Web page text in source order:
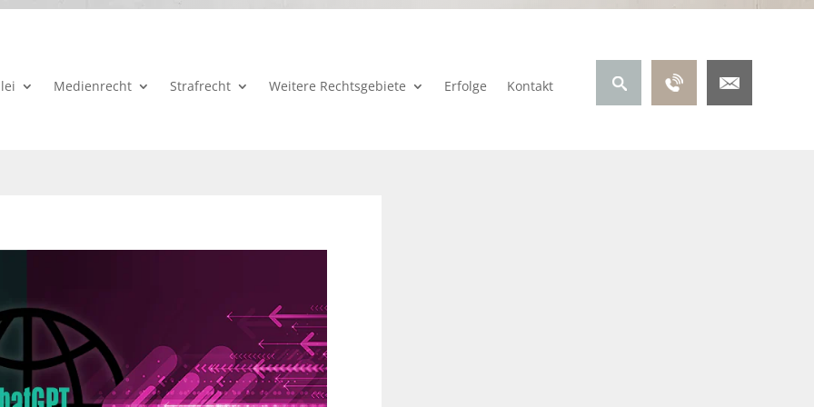
Medienrecht Strafrecht Weitere Rechtsgebiete Erfolge Kontakt